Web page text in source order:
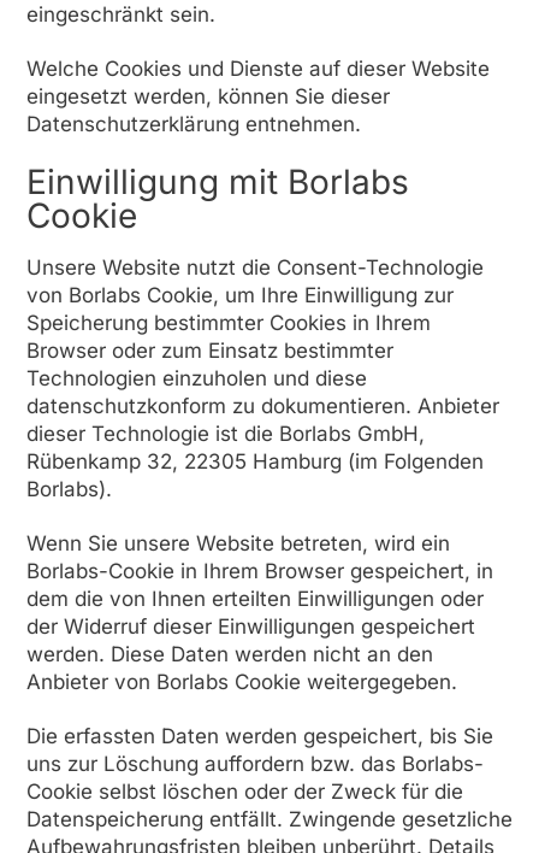
eingeschränkt sein.
Welche Cookies und Dienste auf dieser Website
eingesetzt werden, können Sie dieser
Datenschutzerklärung entnehmen.
Einwilligung mit Borlabs
Cookie
Unsere Website nutzt die Consent-Technologie
von Borlabs Cookie, um Ihre Einwilligung zur
Speicherung bestimmter Cookies in Ihrem
Browser oder zum Einsatz bestimmter
Technologien einzuholen und diese
datenschutzkonform zu dokumentieren. Anbieter
dieser Technologie ist die Borlabs GmbH,
Rübenkamp 32, 22305 Hamburg (im Folgenden
Borlabs).
Wenn Sie unsere Website betreten, wird ein
Borlabs-Cookie in Ihrem Browser gespeichert, in
dem die von Ihnen erteilten Einwilligungen oder
der Widerruf dieser Einwilligungen gespeichert
werden. Diese Daten werden nicht an den
Anbieter von Borlabs Cookie weitergegeben.
Die erfassten Daten werden gespeichert, bis Sie
uns zur Löschung auffordern bzw. das Borlabs-
Cookie selbst löschen oder der Zweck für die
Datenspeicherung entfällt. Zwingende gesetzliche
Aufbewahrungsfristen bleiben unberührt. Details